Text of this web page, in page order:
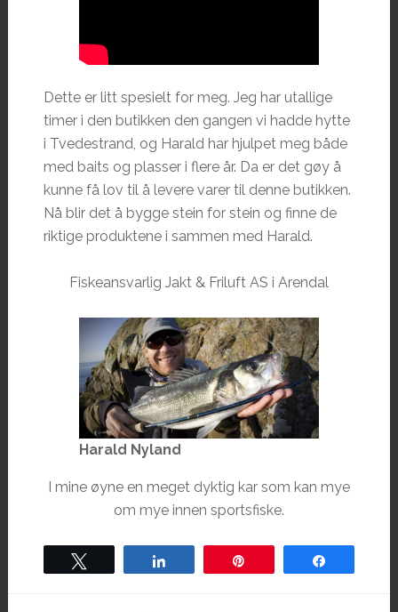
Dette er litt spesielt for meg. Jeg har utallige
timer i den butikken den gangen vi hadde hytte
i Tvedestrand, og Harald har hjulpet meg både
med baits og plasser i flere år. Da er det gøy å
kunne få lov til å levere varer til denne butikken.
Nå blir det å bygge stein for stein og finne de
riktige produktene i sammen med Harald.
Fiskeansvarlig Jakt & Friluft AS i Arendal
Harald Nyland
I mine øyne en meget dyktig kar som kan mye
om mye innen sportsfiske.